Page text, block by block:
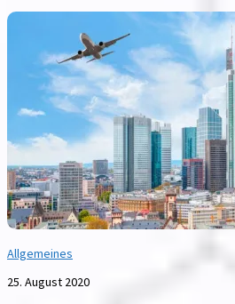
Allgemeines
25. August 2020